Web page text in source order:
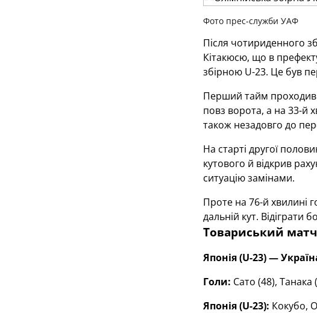
Фото прес-служби УАФ
Після чотириденного
Кітакюсю, що в
збірною U-23. Це був
Перший тайм проходив
повз ворота, а на 33-й
також незадовго до
На старті другої
кутового й відкрив
ситуацію замінами.
Проте на 76-й хвилині
дальній кут.
Товариський матч
Японія (U-23) —
Голи: Сато (48), Танака
Японія (U-23): Кокубо,